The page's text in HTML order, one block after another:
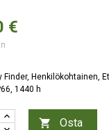
€
Finder, Henkilökohtainen,
1440 h
 Osta